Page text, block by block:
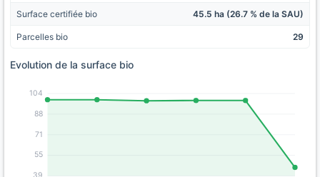
Surface certifiée bio 45.5 ha (26.7 % de la SAU)
Parcelles bio 29
Evolution de la surface bio
55
71
88
104